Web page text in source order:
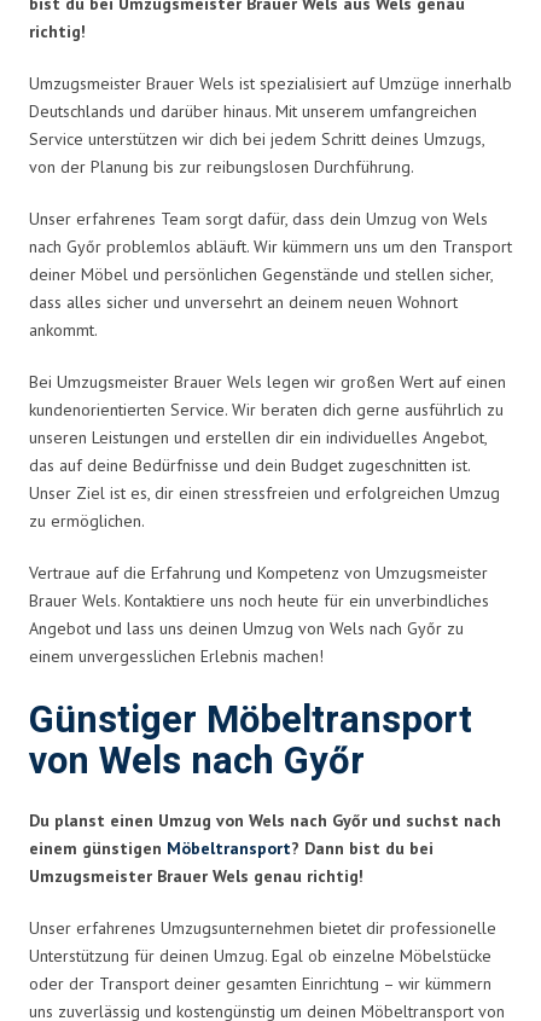
richtig!
Umzugsmeister Brauer Wels ist spezialisiert auf Umzüge innerhalb
Deutschlands und darüber hinaus. Mit unserem umfangreichen
Service unterstützen wir dich bei jedem Schritt deines Umzugs,
von der Planung bis zur reibungslosen Durchführung.
Unser erfahrenes Team sorgt dafür, dass dein Umzug von Wels
nach Győr problemlos abläuft. Wir kümmern uns um den Transport
deiner Möbel und persönlichen Gegenstände und stellen sicher,
dass alles sicher und unversehrt an deinem neuen Wohnort
ankommt.
Bei Umzugsmeister Brauer Wels legen wir großen Wert auf einen
kundenorientierten Service. Wir beraten dich gerne ausführlich zu
unseren Leistungen und erstellen dir ein individuelles Angebot,
das auf deine Bedürfnisse und dein Budget zugeschnitten ist.
Unser Ziel ist es, dir einen stressfreien und erfolgreichen Umzug
zu ermöglichen.
Vertraue auf die Erfahrung und Kompetenz von Umzugsmeister
Brauer Wels. Kontaktiere uns noch heute für ein unverbindliches
Angebot und lass uns deinen Umzug von Wels nach Győr zu
einem unvergesslichen Erlebnis machen!
Günstiger Möbeltransport
von Wels nach Győr
Du planst einen Umzug von Wels nach Győr und suchst nach
einem günstigen Möbeltransport? Dann bist du bei
Umzugsmeister Brauer Wels genau richtig!
Unser erfahrenes Umzugsunternehmen bietet dir professionelle
Unterstützung für deinen Umzug. Egal ob einzelne Möbelstücke
oder der Transport deiner gesamten Einrichtung – wir kümmern
uns zuverlässig und kostengünstig um deinen Möbeltransport von